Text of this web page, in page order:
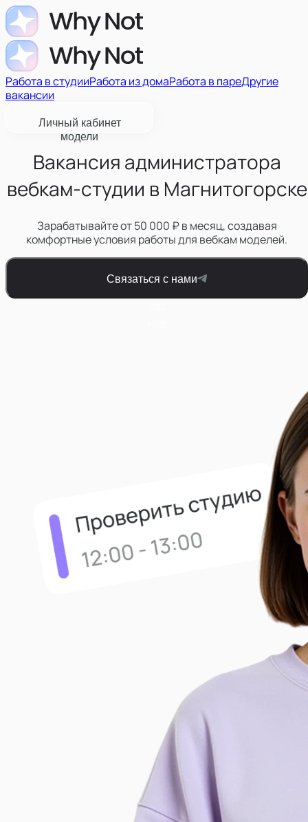
Работа в студииРабота из домаРабота в пареДругие
вакансии
Личный кабинет
модели
Вакансия администратора
вебкам-студии в Магнитогорске
Зарабатывайте от 50 000 ₽ в месяц, создавая
комфортные условия работы для вебкам моделей.
Связаться с нами